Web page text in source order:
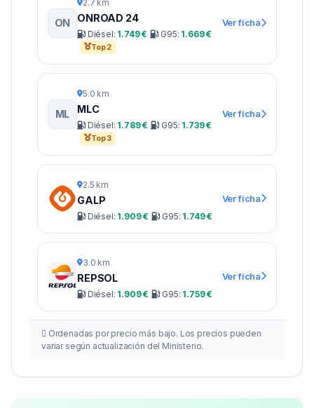
ON
2.7 km
ONROAD 24
Diésel: 1.749 € G95: 1.669 €
Top 2
Ver ficha
ML
5.0 km
MLC
Diésel: 1.789 € G95: 1.739 €
Top 3
Ver ficha
2.5 km
GALP
Diésel: 1.909 € G95: 1.749 €
Ver ficha
3.0 km
REPSOL
Diésel: 1.909 € G95: 1.759 €
Ver ficha
Ordenadas por precio más bajo. Los precios pueden
variar según actualización del Ministerio.